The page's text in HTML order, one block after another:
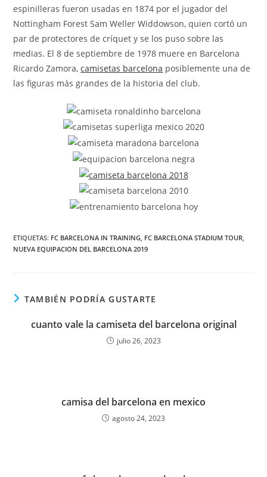
espinilleras fueron usadas en 1874 por el jugador del
Nottingham Forest Sam Weller Widdowson, quien cortó un
par de protectores de críquet y se los puso sobre las
medias. El 8 de septiembre de 1978 muere en Barcelona
Ricardo Zamora,camisetas barcelona posiblemente una de
las figuras más grandes de la historia del club.
ETIQUETAS: FC BARCELONA IN TRAINING, FC BARCELONA STADIUM TOUR,
NUEVA EQUIPACION DEL BARCELONA 2019
TAMBIÉN PODRÍA GUSTARTE
cuanto vale la camiseta del barcelona original
julio 26, 2023
camisa del barcelona en mexico
agosto 24, 2023